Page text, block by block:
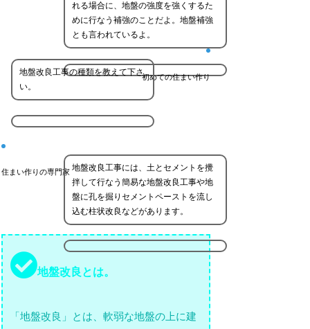
れる場合に、地盤の強度を強くするた
めに行なう補強のことだよ。地盤補強
とも言われているよ。
初めての住まい作り
地盤改良工事の種類を教えて下さ
い。
住まい作りの専門家 地盤改良工事には、土とセメントを攪
拌して行なう簡易な地盤改良工事や地
盤に孔を掘りセメントペーストを流し
込む柱状改良などがあります。
地盤改良とは。
「地盤改良」とは、軟弱な地盤の上に建